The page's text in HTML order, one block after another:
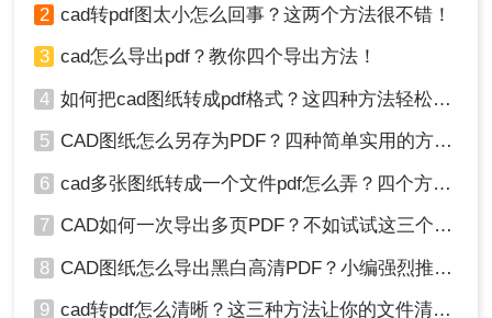
2 cad转pdf图太小怎么回事？这两个方法很不错！
3 cad怎么导出pdf？教你四个导出方法！
4 如何把cad图纸转成pdf格式？这四种方法轻松转换！
5 CAD图纸怎么另存为PDF？四种简单实用的方法推荐
6 cad多张图纸转成一个文件pdf怎么弄？四个方法帮你搞定！
7 CAD如何一次导出多页PDF？不如试试这三个方法！
8 CAD图纸怎么导出黑白高清PDF？小编强烈推荐这三种方法！
9 cad转pdf怎么清晰？这三种方法让你的文件清晰无比！